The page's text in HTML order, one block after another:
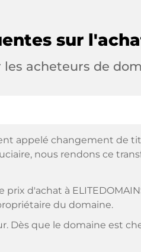
sur
acheteurs de
appelé changement de
nous rendons ce
prix d'achat à
du domaine.
Dès que le domaine est